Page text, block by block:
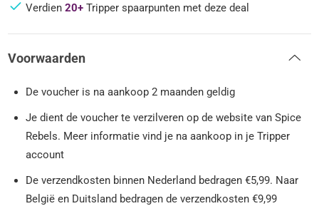
Verdien20+ Tripper spaarpunten met deze deal
Voorwaarden
De voucher is na aankoop 2 maanden geldig
Je dient de voucher te verzilveren op de website van Spice
Rebels. Meer informatie vind je na aankoop in je Tripper
account
De verzendkosten binnen Nederland bedragen €5,99. Naar
België en Duitsland bedragen de verzendkosten €9,99